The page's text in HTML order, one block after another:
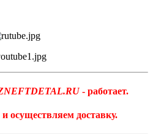
- работает.
осуществляем доставку.